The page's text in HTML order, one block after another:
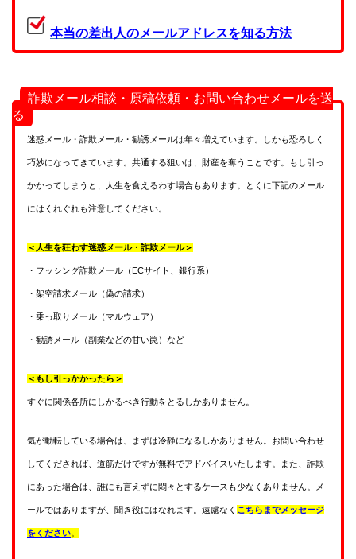
本当の差出人のメールアドレスを知る方法
詐欺メール相談・原稿依頼・お問い合わせメールを送
る
迷惑メール・詐欺メール・勧誘メールは年々増えています。しかも恐ろしく
巧妙になってきています。共通する狙いは、財産を奪うことです。もし引っ
かかってしまうと、人生を食えるわす場合もあります。とくに下記のメール
にはくれぐれも注意してください。
＜人生を狂わす迷惑メール・詐欺メール＞
・フッシング詐欺メール（ECサイト、銀行系）
・架空請求メール（偽の請求）
・乗っ取りメール（マルウェア）
・勧誘メール（副業などの甘い罠）など
＜もし引っかかったら＞
すぐに関係各所にしかるべき行動をとるしかありません。
気が動転している場合は、まずは冷静になるしかありません。お問い合わせ
してくだされば、道筋だけですが無料でアドバイスいたします。また、詐欺
にあった場合は、誰にも言えずに悶々とするケースも少なくありません。メ
ールではありますが、聞き役にはなれます。遠慮なく こちらまでメッセージ
をください。